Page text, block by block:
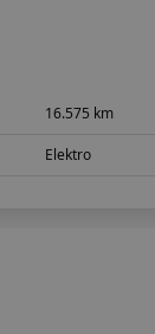
16.575 km
Elektro